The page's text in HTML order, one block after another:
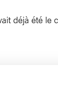
déjà été